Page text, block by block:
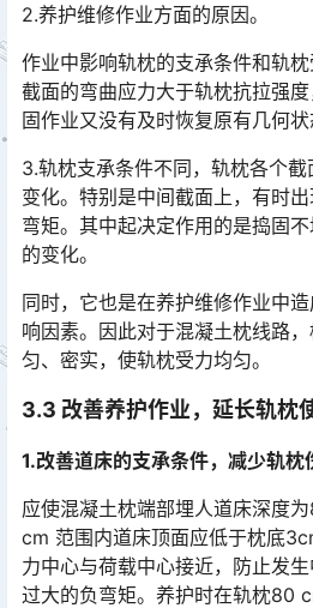
2.养护维修作业方面的原因。
作业中影响轨枕的支承条件和轨
截面的弯曲应力大于轨枕抗拉强
固作业又没有及时恢复原有几何状
3.轨枕支承条件不同，轨枕各个
变化。特别是中间截面上，有时
弯矩。其中起决定作用的是捣固
的变化。󠅅󠅃󠄵󠅂󠄪󠇖󠆨󠆨󠇕󠆞󠆒󠅬󠇘󠆭󠆘󠇙󠆝󠅵󠇗󠆭󠆁󠄐󠇗󠅹󠅸󠇖󠆍󠅳󠇖󠅹󠅰󠇖󠆌󠅹
同时，它也是在养护维修作业中
响因素。因此对于混凝土枕线路
匀、密实，使轨枕受力均匀。
3.3 改善养护作业，延长轨枕
1.改善道床的支承条件，减少轨枕
应使混凝土枕端部埋人道床深度
cm 范围内道床顶面应低于枕底
力中心与荷载中心接近，防止发
过大的负弯矩。养护时在轨枕80